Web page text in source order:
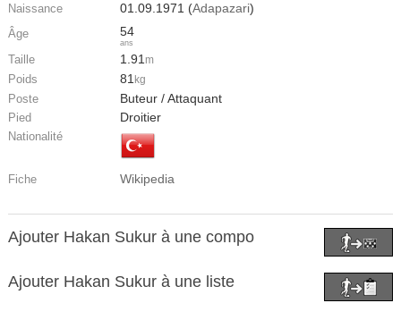
Naissance 01.09.1971 (Adapazari)
Âge 54
ans
Taille 1.91 m
Poids 81 kg
Poste Buteur / Attaquant
Pied Droitier
Nationalité
Fiche Wikipedia
Ajouter Hakan Sukur à une compo
Ajouter Hakan Sukur à une liste